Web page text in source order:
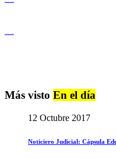
Más visto En el día
12 Octubre 2017
Noticiero Judicial: Cápsula